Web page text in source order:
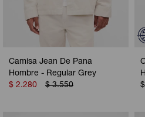
Camisa Jean De Pana
Hombre - Regular Grey
$ 2.280 $ 3.550
$